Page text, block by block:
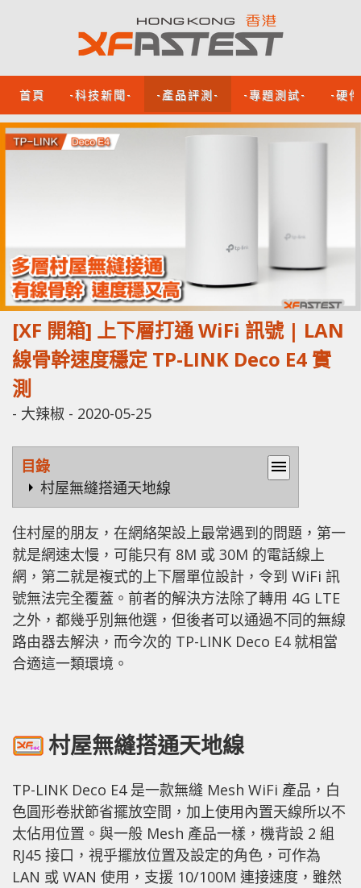
首頁 -科技新聞- -產品評測- -專題測試- -硬
[XF 開箱] 上下層打通 WiFi 訊號 | LAN
線骨幹速度穩定 TP-LINK Deco E4 實
測
- 大辣椒 - 2020-05-25
目錄
menu
村屋無縫搭通天地線
住村屋的朋友，在網絡架設上最常遇到的問題，第一
就是網速太慢，可能只有 8M 或 30M 的電話線上
網，第二就是複式的上下層單位設計，令到 WiFi 訊
號無法完全覆蓋。前者的解決方法除了轉用 4G LTE
之外，都幾乎別無他選，但後者可以通過不同的無線
路由器去解決，而今次的 TP-LINK Deco E4 就相當
合適這一類環境。
村屋無縫搭通天地線
TP-LINK Deco E4 是一款無縫 Mesh WiFi 產品，白
色圓形卷狀節省擺放空間，加上使用內置天線所以不
太佔用位置。與一般 Mesh 產品一樣，機背設 2 組
RJ45 接口，視乎擺放位置及設定的角色，可作為
LAN 或 WAN 使用，支援 10/100M 連接速度，雖然